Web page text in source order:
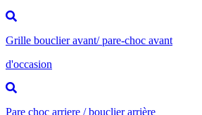
Grille bouclier avant/ pare-choc avant
d'occasion
Pare choc arriere / bouclier arrière